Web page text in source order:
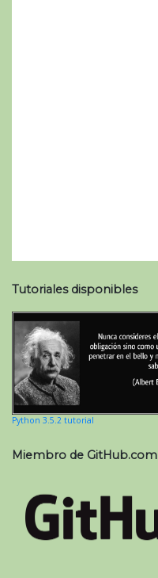
Tutoriales disponibles
Python 3.5.2 tutorial
Miembro de GitHub.com